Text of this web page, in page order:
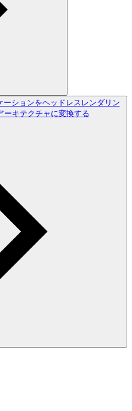
ションをヘッドレスレンダリン
ーキテクチャに変換する